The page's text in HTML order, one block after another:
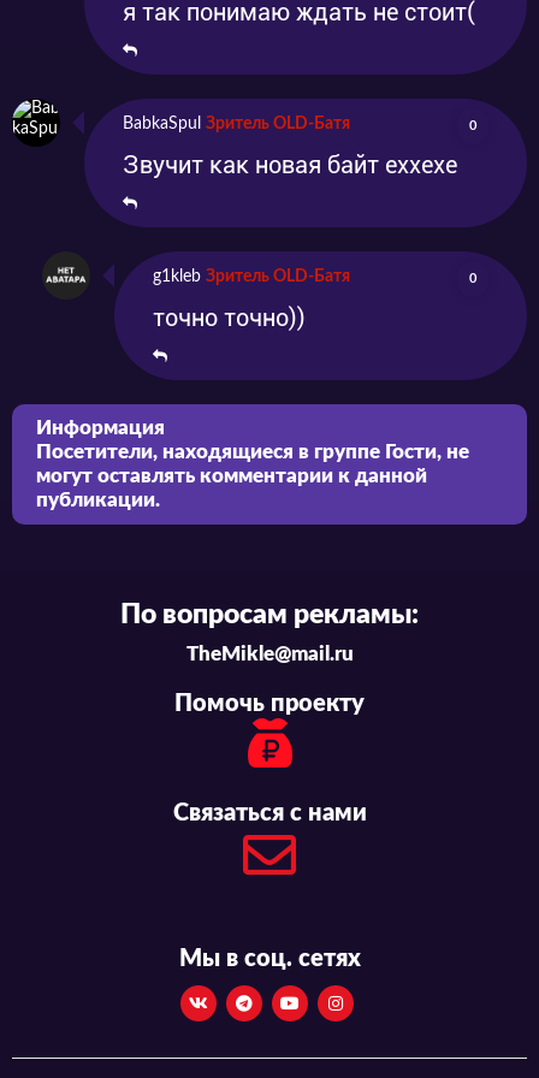
я так понимаю ждать не стоит(
BabkaSpul Зритель OLD-Батя 0
Звучит как новая байт еххехе
g1kleb Зритель OLD-Батя 0
точно точно))
Информация
Посетители, находящиеся в группе Гости, не
могут оставлять комментарии к данной
публикации.
По вопросам рекламы:
TheMikle@mail.ru
Помочь проекту
Связаться с нами
Мы в соц. сетях